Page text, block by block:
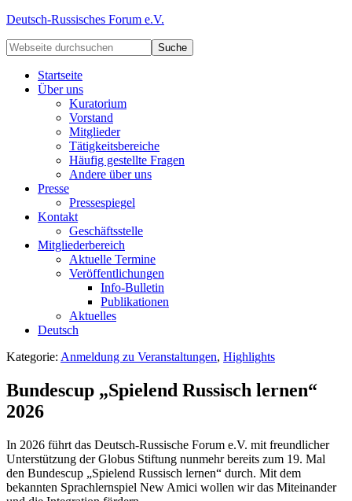
Deutsch-Russisches Forum e.V.
Startseite
Über uns
Kuratorium
Vorstand
Mitglieder
Tätigkeitsbereiche
Häufig gestellte Fragen
Andere über uns
Presse
Pressespiegel
Kontakt
Geschäftsstelle
Mitgliederbereich
Aktuelle Termine
Veröffentlichungen
Info-Bulletin
Publikationen
Aktuelles
Deutsch
Kategorie: Anmeldung zu Veranstaltungen, Highlights
Bundescup „Spielend Russisch lernen“
2026
In 2026 führt das Deutsch-Russische Forum e.V. mit freundlicher
Unterstützung der Globus Stiftung nunmehr bereits zum 19. Mal
den Bundescup „Spielend Russisch lernen“ durch. Mit dem
bekannten Sprachlernspiel New Amici wollen wir das Miteinander